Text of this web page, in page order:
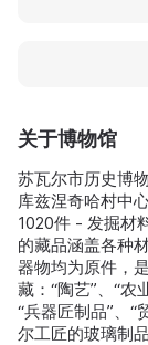
关于博物馆
苏瓦尔市历史博
库兹涅奇哈村中
1020件 - 发掘材
的藏品涵盖各种
器物均为原件，
藏：“陶艺”、“农
“兵器匠制品”、“
尔工匠的玻璃制